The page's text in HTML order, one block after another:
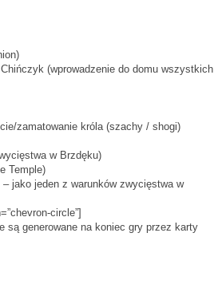
(wprowadzenie do domu wszystkich
zamatowanie króla (szachy / shogi)
w Brzdęku)
Temple)
jako jeden z warunków zwycięstwa w
circle”]
są generowane na koniec gry przez karty